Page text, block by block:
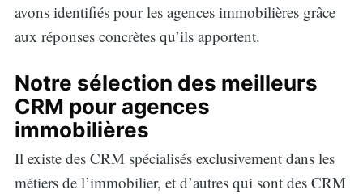
avons identifiés pour les agences immobilières grâce
aux réponses concrètes qu’ils apportent.
Notre sélection des meilleurs
CRM pour agences
immobilières
Il existe des CRM spécialisés exclusivement dans les
métiers de l’immobilier, et d’autres qui sont des CRM